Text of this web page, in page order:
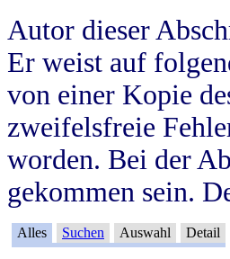
Autor dieser
Er weist auf
von einer Kopie
zweifelsfreie
worden. Bei der
gekommen sein.
Alles Suchen Auswahl Detail